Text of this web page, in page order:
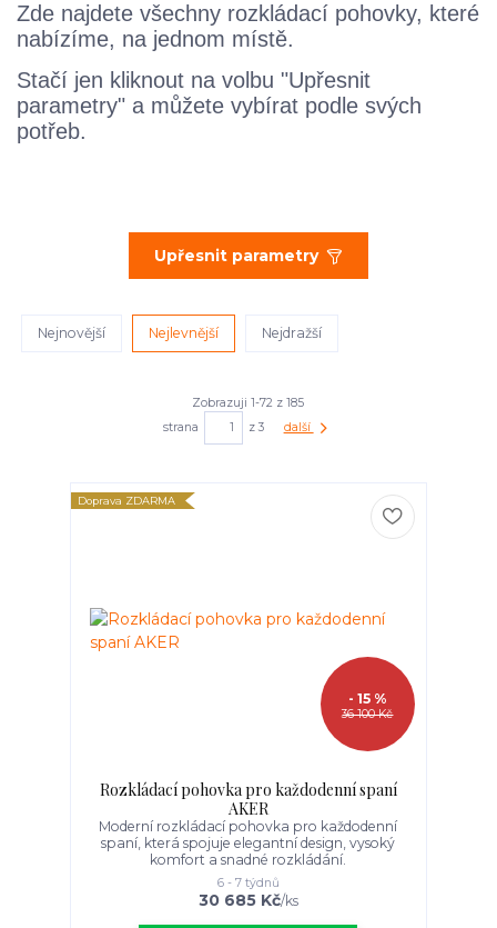
Zde najdete všechny rozkládací pohovky, které
nabízíme, na jednom místě.
Stačí jen kliknout na volbu "Upřesnit
parametry" a můžete vybírat podle svých
potřeb.
Upřesnit parametry
Nejnovější Nejlevnější Nejdražší
Zobrazuji 1-72 z 185
strana
z 3 další
Doprava ZDARMA
36 100 Kč
- 15 %
Rozkládací pohovka pro každodenní spaní
AKER
Moderní rozkládací pohovka pro každodenní
spaní, která spojuje elegantní design, vysoký
komfort a snadné rozkládání.
30 685 Kč/ks
6 - 7 týdnů